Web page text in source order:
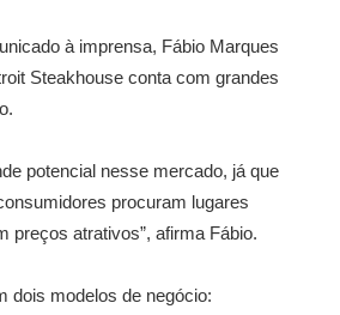
à imprensa, Fábio Marques
Steakhouse conta com grandes
potencial nesse mercado, já que
procuram lugares
preços atrativos”, afirma Fábio.
dois modelos de negócio: